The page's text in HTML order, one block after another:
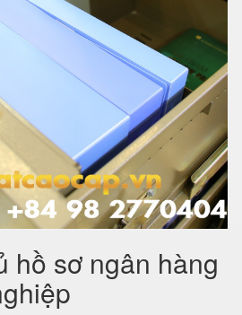
hồ sơ ngân hàng